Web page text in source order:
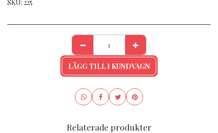
SKU: 225
LÄGG TILL I KUNDVAGN
Relaterade produkter